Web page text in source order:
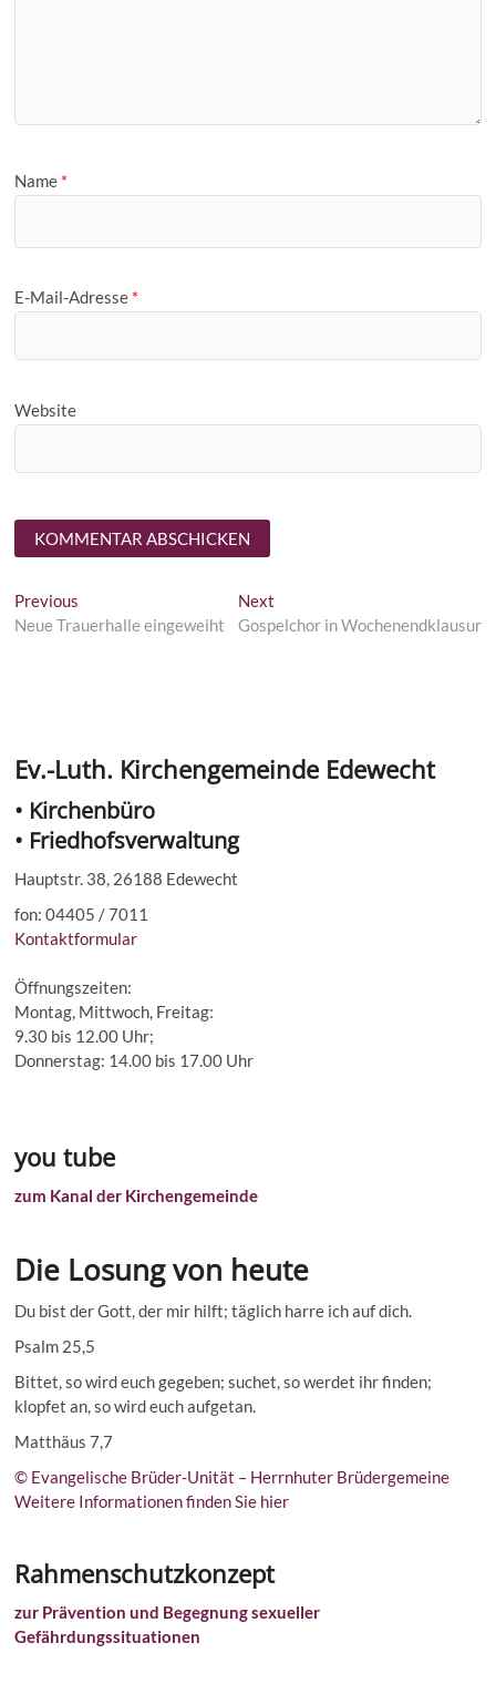
Name *
E-Mail-Adresse *
Website
Beitragsnavigation
Previous
post:
Neue Trauerhalle eingeweiht
NextNext
post:
Gospelchor in Wochenendklausur
Ev.-Luth. Kirchengemeinde Edewecht
• Kirchenbüro
• Friedhofsverwaltung
Hauptstr. 38, 26188 Edewecht
fon: 04405 / 7011
Kontaktformular
Öffnungszeiten:
Montag, Mittwoch, Freitag:
9.30 bis 12.00 Uhr;
Donnerstag: 14.00 bis 17.00 Uhr
you tube
zum Kanal der Kirchengemeinde
Die Losung von heute
Du bist der Gott, der mir hilft; täglich harre ich auf dich.
Psalm 25,5
Bittet, so wird euch gegeben; suchet, so werdet ihr finden;
klopfet an, so wird euch aufgetan.
Matthäus 7,7
© Evangelische Brüder-Unität – Herrnhuter Brüdergemeine
Weitere Informationen finden Sie hier
Rahmenschutzkonzept
zur Prävention und Begegnung sexueller
Gefährdungssituationen